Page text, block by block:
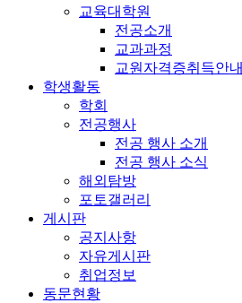
교육대학원
전공소개
교과과정
교원자격증취득안내
학생활동
학회
전공행사
전공 행사 소개
전공 행사 소식
해외탐방
포토갤러리
게시판
공지사항
자유게시판
취업정보
동문현황